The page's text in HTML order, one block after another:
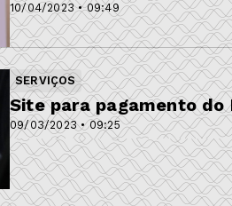
10/04/2023 • 09:49
SERVIÇOS
09/03/2023 • 09:25
Site para pagamento do